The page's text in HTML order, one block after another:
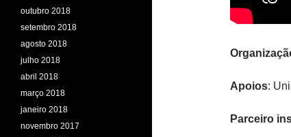
Apoios:
Parceiro
outubro 2018
setembro 2018
agosto 2018
julho 2018
abril 2018
março 2018
janeiro 2018
novembro 2017